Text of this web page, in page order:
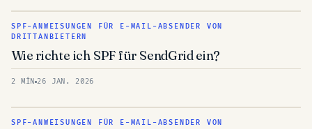
SPF-ANWEISUNGEN FÜR E-MAIL-ABSENDER VON
DRITTANBIETERN
Wie richte ich SPF für SendGrid ein?
2 MÍN 26 JAN. 2026
SPF-ANWEISUNGEN FÜR E-MAIL-ABSENDER VON